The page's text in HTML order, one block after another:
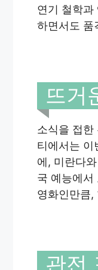
연기 철학과
하면서도 품
뜨거
소식을 접한
티에서는 이
에, 미란다
국 예능에서
영화인만큼,
관전